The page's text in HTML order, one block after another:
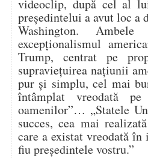
videoclip, după cel al
președintelui a avut loc a
Washington.
excepționalismul
Trump, centrat pe
supraviețuirea națiunii
pur și simplu, cel mai
întâmplat vreodată
oamenilor”… „Statele
succes, cea mai
care a existat vreodată
fiu președintele vostru.”